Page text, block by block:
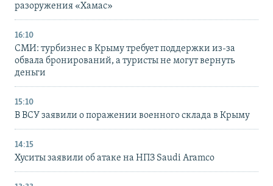
разоружения «Хамас»
16:10
СМИ: турбизнес в Крыму требует поддержки из-за
обвала бронирований, а туристы не могут вернуть
деньги
15:10
В ВСУ заявили о поражении военного склада в Крыму
14:15
Хуситы заявили об атаке на НПЗ Saudi Aramco